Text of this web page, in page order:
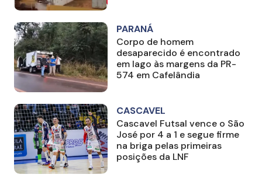
PARANÁ
Corpo de homem
desaparecido é encontrado
em lago às margens da PR-
574 em Cafelândia
CASCAVEL
Cascavel Futsal vence o São
José por 4 a 1 e segue firme
na briga pelas primeiras
posições da LNF